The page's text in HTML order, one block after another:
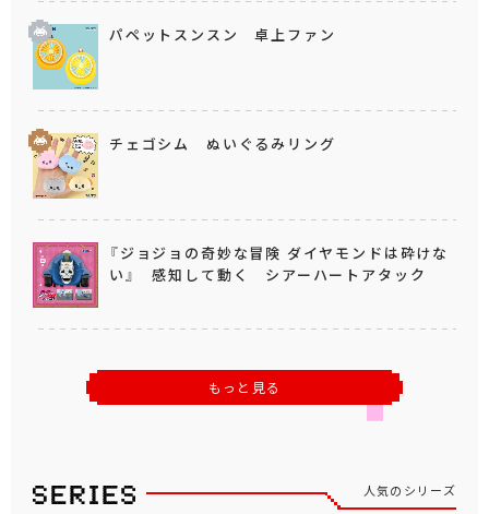
パペットスンスン 卓上ファン
チェゴシム ぬいぐるみリング
『ジョジョの奇妙な冒険 ダイヤモンドは砕けな
い』 感知して動く シアーハートアタック
もっと見る
人気のシリーズ